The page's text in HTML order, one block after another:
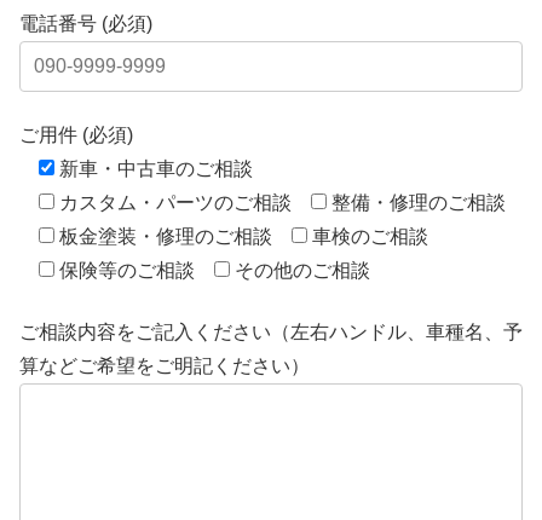
電話番号 (必須)
ご用件 (必須)
新車・中古車のご相談
カスタム・パーツのご相談
整備・修理のご相談
板金塗装・修理のご相談
車検のご相談
保険等のご相談
その他のご相談
ご相談内容をご記入ください（左右ハンドル、車種名、予
算などご希望をご明記ください）